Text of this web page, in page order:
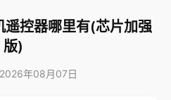
遥控器哪里有(芯片加强
版)
年08月07日